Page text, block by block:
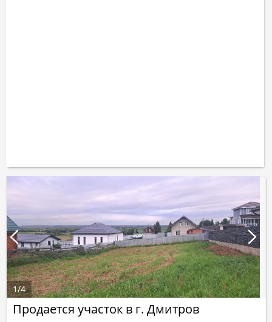
Продается участок в г. Дмитров
1/4